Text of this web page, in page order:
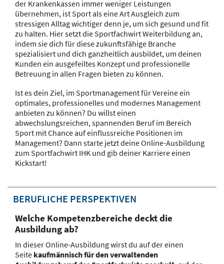
der Krankenkassen immer weniger Leistungen
übernehmen, ist Sport als eine Art Ausgleich zum
stressigen Alltag wichtiger denn je, um sich gesund und fit
zu halten. Hier setzt die Sportfachwirt Weiterbildung an,
indem sie dich für diese zukunftsfähige Branche
spezialisiert und dich ganzheitlich ausbildet, um deinen
Kunden ein ausgefeiltes Konzept und professionelle
Betreuung in allen Fragen bieten zu können.
Ist es dein Ziel, im Sportmanagement für Vereine ein
optimales, professionelles und modernes Management
anbieten zu können? Du willst einen
abwechslungsreichen, spannenden Beruf im Bereich
Sport mit Chance auf einflussreiche Positionen im
Management? Dann starte jetzt deine Online-Ausbildung
zum Sportfachwirt IHK und gib deiner Karriere einen
Kickstart!
BERUFLICHE PERSPEKTIVEN
Welche Kompetenzbereiche deckt die
Ausbildung ab?
In dieser Online-Ausbildung wirst du auf der einen
Seite kaufmännisch für den verwaltenden